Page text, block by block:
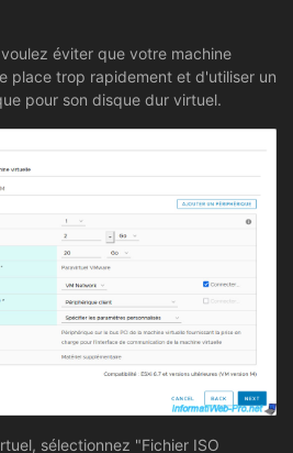
éviter que votre machine
place trop rapidement et d'utiliser un
pour son disque dur virtuel.
sélectionnez "Fichier ISO